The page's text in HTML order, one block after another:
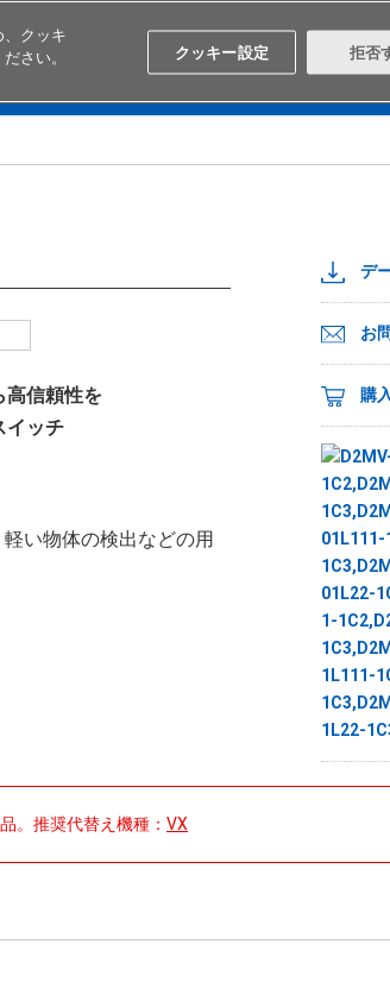
Search
高信頼性を
イッチ
い物体の検出などの用
デ
お
購
。推奨代替え機種： VX
クッキ
さい。
クッキー設定 拒否